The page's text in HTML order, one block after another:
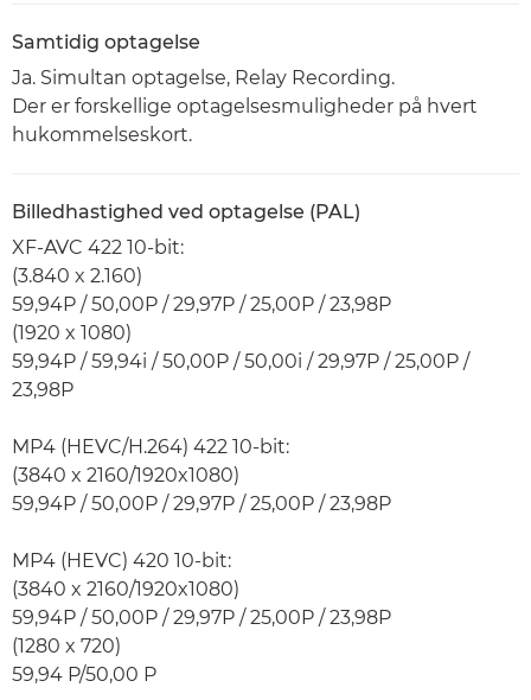
Samtidig optagelse
Ja. Simultan optagelse, Relay Recording.
Der er forskellige optagelsesmuligheder på hvert
hukommelseskort.
Billedhastighed ved optagelse (PAL)
XF-AVC 422 10-bit:
(3.840 x 2.160)
59,94P / 50,00P / 29,97P / 25,00P / 23,98P
(1920 x 1080)
59,94P / 59,94i / 50,00P / 50,00i / 29,97P / 25,00P /
23,98P
MP4 (HEVC/H.264) 422 10-bit:
(3840 x 2160/1920x1080)
59,94P / 50,00P / 29,97P / 25,00P / 23,98P
MP4 (HEVC) 420 10-bit:
(3840 x 2160/1920x1080)
59,94P / 50,00P / 29,97P / 25,00P / 23,98P
(1280 x 720)
59,94 P/50,00 P